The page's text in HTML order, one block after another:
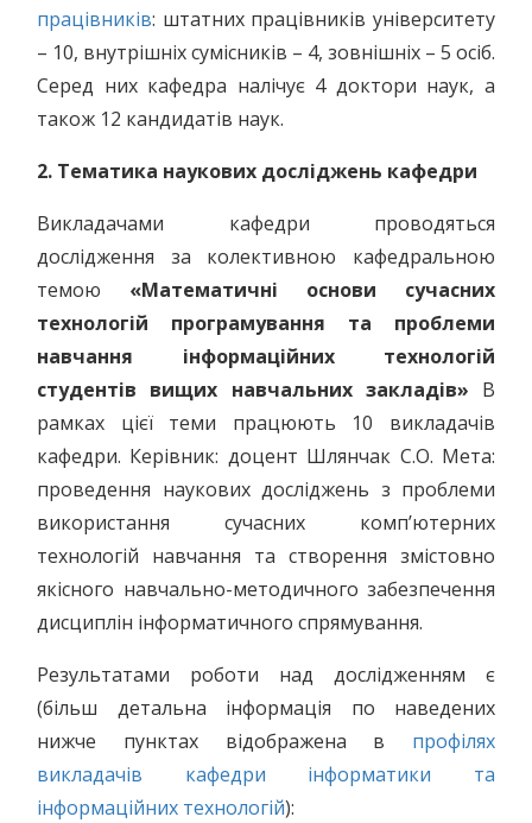
працівників: штатних працівників університету
– 10, внутрішніх сумісників – 4, зовнішніх – 5 осіб.
Серед них кафедра налічує 4 доктори наук, а
також 12 кандидатів наук.
2. Тематика наукових досліджень кафедри
Викладачами кафедри проводяться
дослідження за колективною кафедральною
темою «Математичні основи сучасних
технологій програмування та проблеми
навчання інформаційних технологій
студентів вищих навчальних закладів» В
рамках цієї теми працюють 10 викладачів
кафедри. Керівник: доцент Шлянчак С.О. Мета:
проведення наукових досліджень з проблеми
використання сучасних комп’ютерних
технологій навчання та створення змістовно
якісного навчально-методичного забезпечення
дисциплін інформатичного спрямування.
Результатами роботи над дослідженням є
(більш детальна інформація по наведених
нижче пунктах відображена в профілях
викладачів кафедри інформатики та
інформаційних технологій):